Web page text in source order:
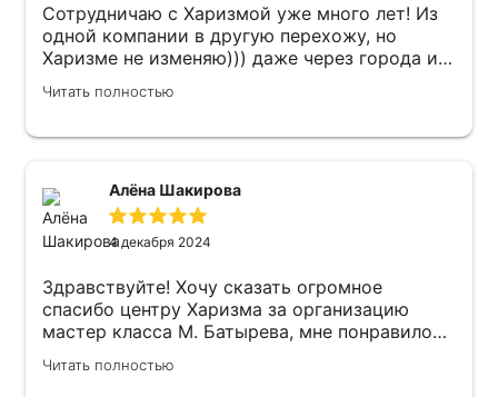
Сотрудничаю с Харизмой уже много лет! Из
одной компании в другую перехожу, но
Харизме не изменяю))) даже через города и
с Евгением! Самый чуткий,
не назову его менеджером, это с годами уже
договоренности, узнает и пообщается при
встрече! Очень приятно всегда на встречи
приезжать и общаться с ним, он вежлив и
интересен!)) никогда не навязывает лишнего,
а четко и по делу общается! Спасибо
Харизме за интересные встречи не только со
спикерами, Регаты и программы, но и за
чудесных людей в вашей команде!!
Читать полностью
Алёна Шакирова
4 декабря 2024
Здравствуйте! Хочу сказать огромное
спасибо центру Харизма за организацию
мастер класса М. Батырева, мне понравилось
абсолютно всё: начиная от вкусного кофе-
брейка, харизматичного ведущего и
Читать полностью